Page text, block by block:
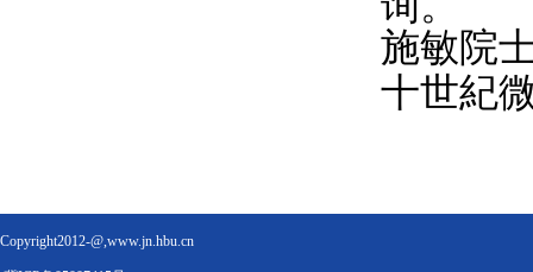
施敏院
十世紀
Copyright2012-@,www.jn.hbu.cn